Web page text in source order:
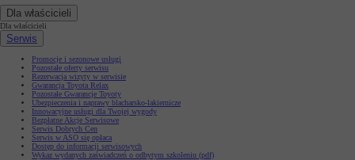
Dla właścicieli
Dla właścicieli
Serwis
Promocje i sezonowe usługi
Pozostałe oferty serwisu
Rezerwacja wizyty w serwisie
Gwarancja Toyota Relax
Pozostałe Gwarancje Toyoty
Ubezpieczenia i naprawy blacharsko-lakiernicze
Innowacyjne usługi dla Twojej wygody
Bezpłatne Akcje Serwisowe
Serwis Dobrych Cen
Serwis w ASO się opłaca
Dostęp do informacji serwisowych
Wykaz wydanych zaświadczeń o odbytym szkoleniu (pdf)